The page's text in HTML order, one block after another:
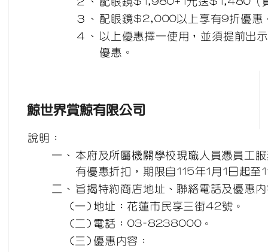
３、 配眼鏡$2,000以上享有9折優惠
４、
以上優惠擇一使用，並須提前出
優惠。
鯨世界賞鯨有限公司
說明：
一、 本府及所屬機關學校現職人員憑員工
有優惠折扣，期限自115年1月1日起至
二、
旨揭特約商店地址、聯絡電話及優惠
(一) 地址：花蓮市民享三街42號。
(二) 電話：03-8238000。
(三) 優惠內容：